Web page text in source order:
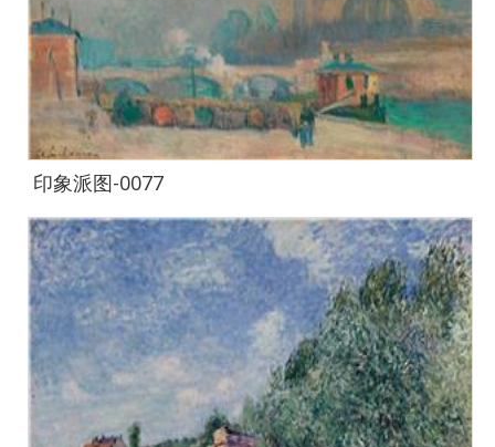
印象派图-0077